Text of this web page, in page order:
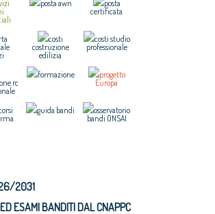
posta awn
posta
certificata
costi
costruzione
edilizia
costi studio
professionale
rc
formazione
progetto
Europa
guida bandi
osservatorio
bandi ONSAI
2031
ESAMI BANDITI DAL CNAPPC